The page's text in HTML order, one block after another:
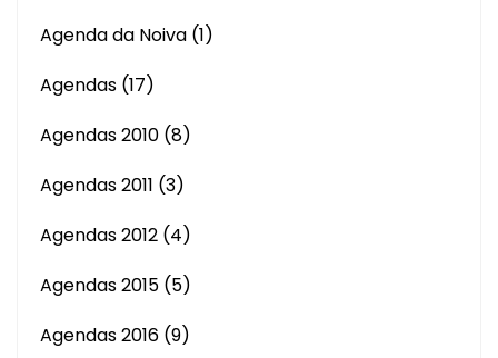
Agenda da Noiva (1)
Agendas (17)
Agendas 2010 (8)
Agendas 2011 (3)
Agendas 2012 (4)
Agendas 2015 (5)
Agendas 2016 (9)